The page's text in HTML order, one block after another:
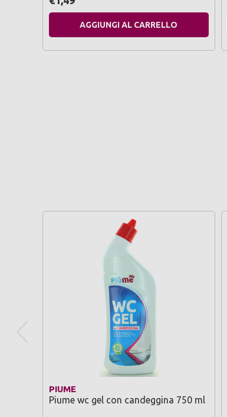
AGGIUNGI AL CARRELLO
PIUME
Piume wc gel con candeggina 750 ml